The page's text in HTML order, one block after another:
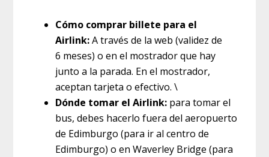
Cómo comprar billete para el
Airlink:A través de la web (validez de
6 meses) o en el mostrador que hay
junto a la parada. En el mostrador,
aceptan tarjeta o efectivo. \
Dónde tomar el Airlink: para tomar el
bus, debes hacerlo fuera del aeropuerto
de Edimburgo (para ir al centro de
Edimburgo) o en Waverley Bridge (para